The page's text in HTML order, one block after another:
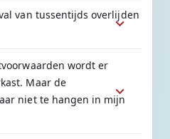
van tussentijds overlijden
wordt er
Maar de
niet te hangen in mijn